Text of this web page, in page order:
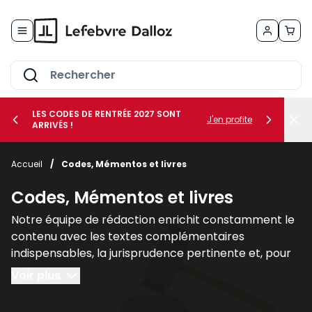
le sous-menu Vos métiers
le sous-menu Vos besoins
LES CODES DE RENTRÉE 2027 SONT
ARRIVÉS !
J'en profite
Accueil / Codes, Mémentos et livres
Codes, Mémentos et livres
Notre équipe de rédaction enrichit constamment le
contenu avec les textes complémentaires
indispensables, la jurisprudence pertinente et, pour
un nombre croissant de titres, des commentaires
explicatifs.